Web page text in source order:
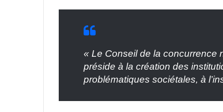
« Le Conseil de la concurrence
préside à la création des
problématiques sociétales, à